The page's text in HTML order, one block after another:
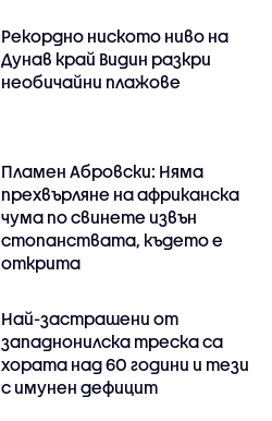
Рекордно ниското ниво на
Дунав край Видин разкри
необичайни плажове
Пламен Абровски: Няма
прехвърляне на африканска
чума по свинете извън
стопанствата, където е
открита
Най-застрашени от
западнонилска треска са
хората над 60 години и тези
с имунен дефицит